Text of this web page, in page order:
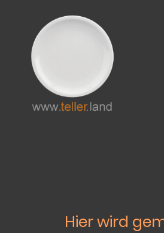
Hier wird